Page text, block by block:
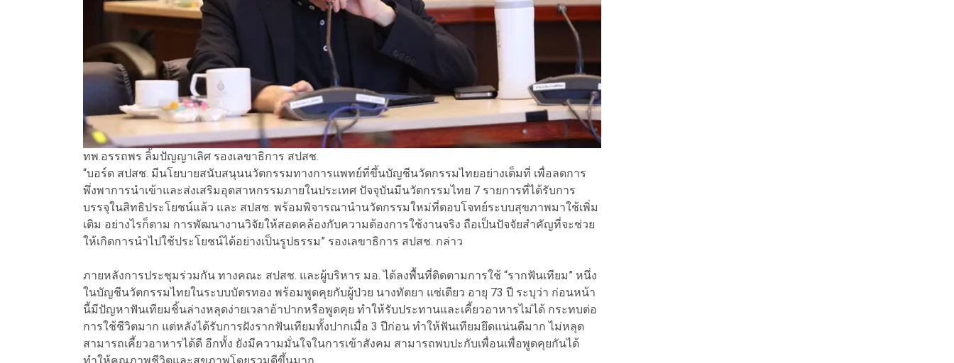
ทพ.อรรถพร ลิ้มปัญญาเลิศ รองเลขาธิการ สปสช.
“บอร์ด สปสช. มีนโยบายสนับสนุนนวัตกรรมทางการแพทย์ที่ขึ้นบัญชีนวัตกรรมไทยอย่างเต็มที่ เพื่อลดการ
พึ่งพาการนำเข้าและส่งเสริมอุตสาหกรรมภายในประเทศ ปัจจุบันมีนวัตกรรมไทย 7 รายการที่ได้รับการ
บรรจุในสิทธิประโยชน์แล้ว และ สปสช. พร้อมพิจารณานำนวัตกรรมใหม่ที่ตอบโจทย์ระบบสุขภาพมาใช้เพิ่ม
เติม อย่างไรก็ตาม การพัฒนางานวิจัยให้สอดคล้องกับความต้องการใช้งานจริง ถือเป็นปัจจัยสำคัญที่จะช่วย
ให้เกิดการนำไปใช้ประโยชน์ได้อย่างเป็นรูปธรรม” รองเลขาธิการ สปสช. กล่าว
ภายหลังการประชุมร่วมกัน ทางคณะ สปสช. และผู้บริหาร มอ. ได้ลงพื้นที่ติดตามการใช้ “รากฟันเทียม” หนึ่ง
ในบัญชีนวัตกรรมไทยในระบบบัตรทอง พร้อมพูดคุยกับผู้ป่วย นางทัตยา แซ่เตียว อายุ 73 ปี ระบุว่า ก่อนหน้า
นี้มีปัญหาฟันเทียมชิ้นล่างหลุดง่ายเวลาอ้าปากหรือพูดคุย ทำให้รับประทานและเคี้ยวอาหารไม่ได้ กระทบต่อ
การใช้ชีวิตมาก แต่หลังได้รับการฝังรากฟันเทียมทั้งปากเมื่อ 3 ปีก่อน ทำให้ฟันเทียมยึดแน่นดีมาก ไม่หลุด
สามารถเคี้ยวอาหารได้ดี อีกทั้ง ยังมีความมั่นใจในการเข้าสังคม สามารถพบปะกับเพื่อนเพื่อพูดคุยกันได้